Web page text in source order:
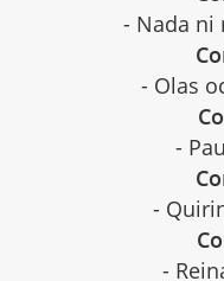
- Nada ni
- Olas
-
-
-